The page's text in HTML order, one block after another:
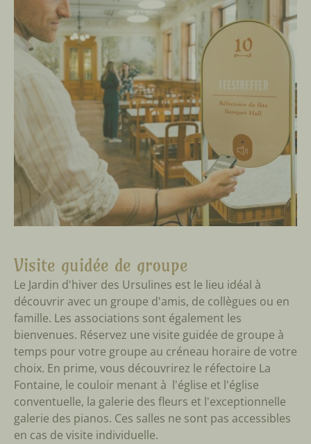
Visite guidée de groupe
Le Jardin d'hiver des Ursulines est le lieu idéal à
découvrir avec un groupe d'amis, de collègues ou en
famille. Les associations sont également les
bienvenues. Réservez une visite guidée de groupe à
temps pour votre groupe au créneau horaire de votre
choix. En prime, vous découvrirez le réfectoire La
Fontaine, le couloir menant à l'église et l'église
conventuelle, la galerie des fleurs et l'exceptionnelle
galerie des pianos. Ces salles ne sont pas accessibles
en cas de visite individuelle.